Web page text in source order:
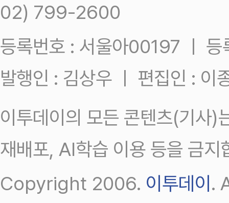
02) 799-2600
등록번호 : 서울아00197 ㅣ
발행인 : 김상우 ㅣ 편집인 : 이
이투데이의 모든 콘텐츠(기사)
재배포, AI학습 이용 등을 금지
Copyright 2006. 이투데이.